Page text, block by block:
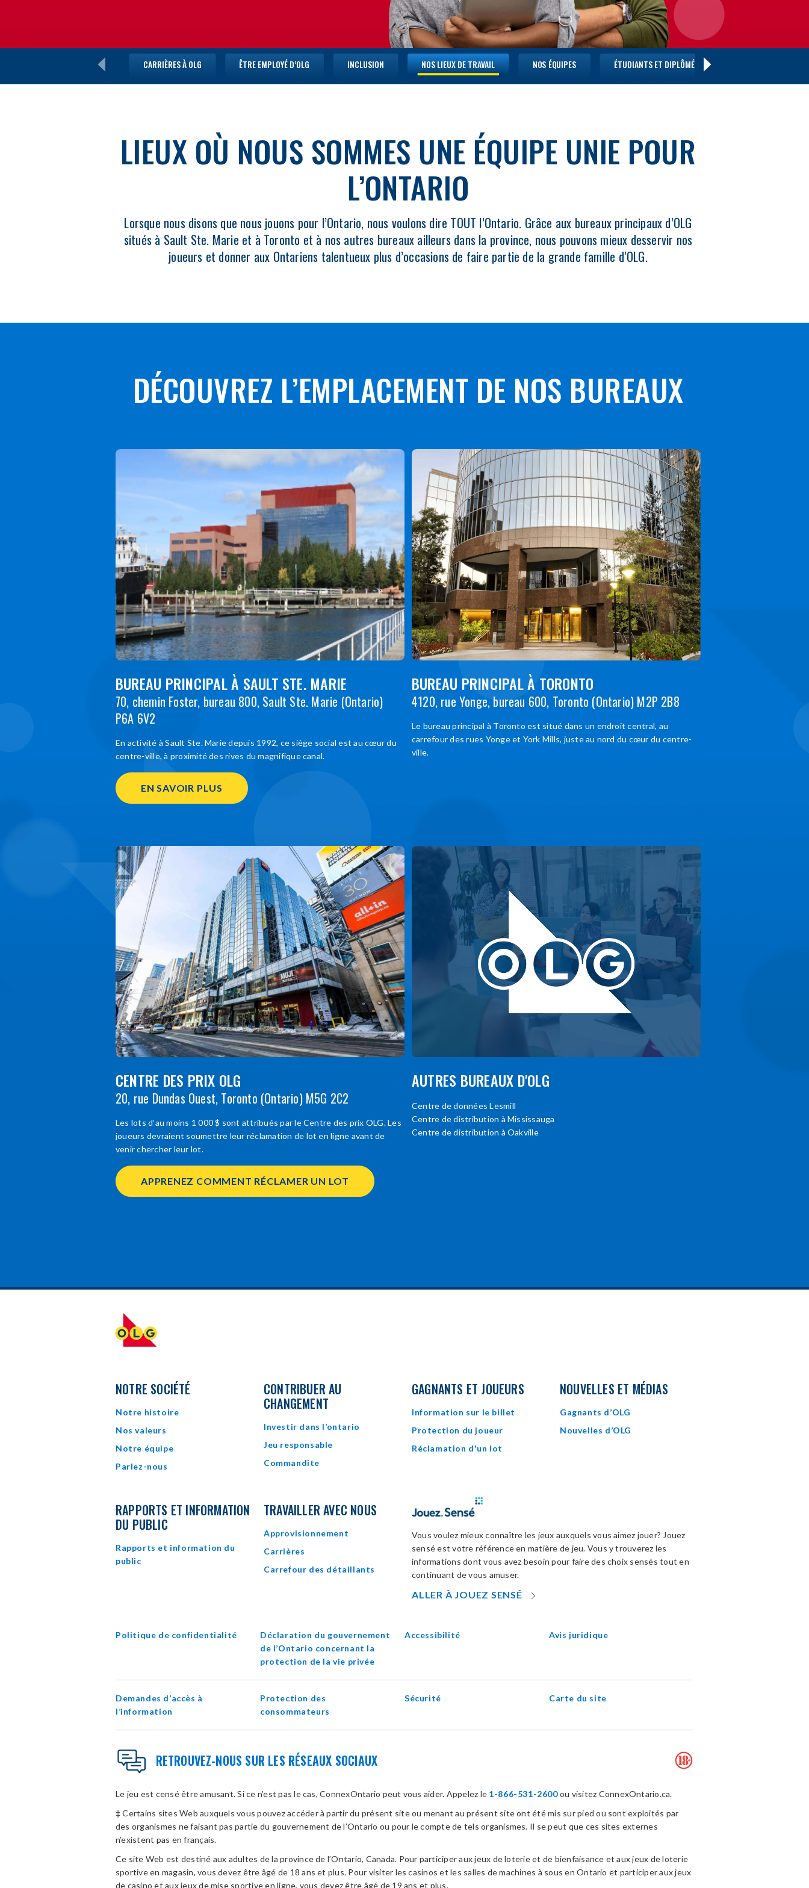
CARRIÈRES À OLG ÊTRE EMPLOYÉ D’OLG INCLUSION NOS LIEUX DE TRAVAIL NOS ÉQUIPES ÉTUDIANTS ET DIPLÔMÉS
LIEUX OÙ NOUS SOMMES UNE ÉQUIPE UNIE POUR
L’ONTARIO
Lorsque nous disons que nous jouons pour l’Ontario, nous voulons dire TOUT l’Ontario. Grâce aux bureaux principaux d’OLG
situés à Sault Ste. Marie et à Toronto et à nos autres bureaux ailleurs dans la province, nous pouvons mieux desservir nos
joueurs et donner aux Ontariens talentueux plus d’occasions de faire partie de la grande famille d’OLG.
DÉCOUVREZ L’EMPLACEMENT DE NOS BUREAUX
BUREAU PRINCIPAL À SAULT STE. MARIE
70, chemin Foster, bureau 800, Sault Ste. Marie (Ontario)
P6A 6V2
En activité à Sault Ste. Marie depuis 1992, ce siège social est au cœur du
centre-ville, à proximité des rives du magnifique canal.
EN SAVOIR PLUS
BUREAU PRINCIPAL À TORONTO
4120, rue Yonge, bureau 600, Toronto (Ontario) M2P 2B8
Le bureau principal à Toronto est situé dans un endroit central, au
carrefour des rues Yonge et York Mills, juste au nord du cœur du centre-
ville.
CENTRE DES PRIX OLG
20, rue Dundas Ouest, Toronto (Ontario) M5G 2C2
Les lots d’au moins 1 000 $ sont attribués par le Centre des prix OLG. Les
joueurs devraient soumettre leur réclamation de lot en ligne avant de
venir chercher leur lot.
APPRENEZ COMMENT RÉCLAMER UN LOT
AUTRES BUREAUX D'OLG
Centre de données Lesmill
Centre de distribution à Mississauga
Centre de distribution à Oakville
NOTRE SOCIÉTÉ
Notre histoire
Nos valeurs
Notre équipe
Parlez-nous
CONTRIBUER AU
CHANGEMENT
Investir dans l’ontario
Jeu responsable
Commandite
GAGNANTS ET JOUEURS
Information sur le billet
Protection du joueur
Réclamation d'un lot
NOUVELLES ET MÉDIAS
Gagnants d’OLG
Nouvelles d’OLG
RAPPORTS ET INFORMATION
DU PUBLIC
Rapports et information du
public
TRAVAILLER AVEC NOUS
Approvisionnement
Carrières
Carrefour des détaillants
Vous voulez mieux connaître les jeux auxquels vous aimez jouer? Jouez
sensé est votre référence en matière de jeu. Vous y trouverez les
informations dont vous avez besoin pour faire des choix sensés tout en
continuant de vous amuser.
ALLER À JOUEZ SENSÉ
WINDOW
Politique de confidentialité
Déclaration du gouvernement
de l’Ontario concernant la
protection de la vie privéeopens
window
Accessibilité Avis juridique
Demandes d’accès à
l’information
Protection des
consommateurs
Sécurité Carte du site
RETROUVEZ-NOUS SUR LES RÉSEAUX SOCIAUX
Le jeu est censé être amusant. Si ce n’est pas le cas, ConnexOntario peut vous aider. Appelez le 1-866-531-2600ou visitez ConnexOntario.ca.
‡ Certains sites Web auxquels vous pouvez accéder à partir du présent site ou menant au présent site ont été mis sur pied ou sont exploités par
des organismes ne faisant pas partie du gouvernement de l’Ontario ou pour le compte de tels organismes. Il se peut que ces sites externes
n’existent pas en français.
Ce site Web est destiné aux adultes de la province de l’Ontario, Canada. Pour participer aux jeux de loterie et de bienfaisance et aux jeux de loterie
sportive en magasin, vous devez être âgé de 18 ans et plus. Pour visiter les casinos et les salles de machines à sous en Ontario et participer aux jeux
de casino et aux jeux de mise sportive en ligne, vous devez être âgé de 19 ans et plus.